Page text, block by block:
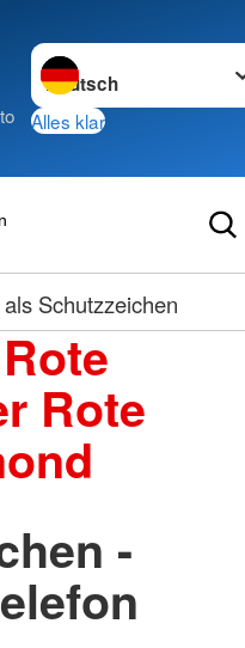
Sprache wechseln zu
Alles klar
Schutzzeichen
Rote
-